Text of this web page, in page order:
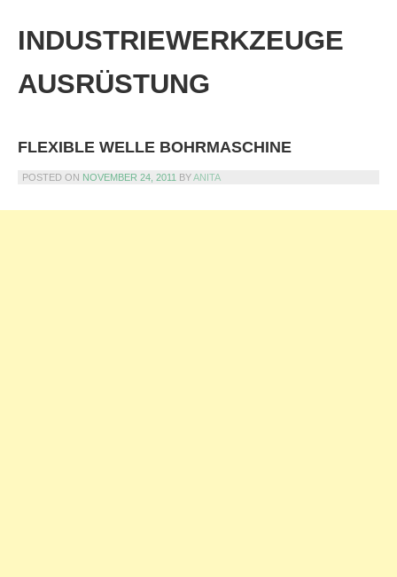
content
INDUSTRIEWERKZEUGE
AUSRÜSTUNG
FLEXIBLE WELLE BOHRMASCHINE
POSTED ON NOVEMBER 24, 2011 BYANITA